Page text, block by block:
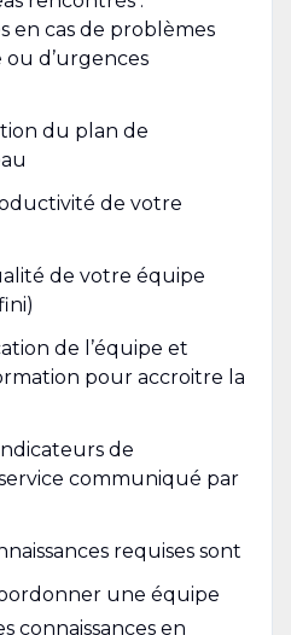
en cas de problèmes
ou d’urgences
du plan de
de votre
de votre équipe
de l’équipe et
pour accroitre la
de
communiqué par
requises sont
une équipe
connaissances en